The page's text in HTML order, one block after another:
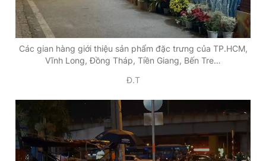
Các gian hàng giới thiệu sản phẩm đặc trưng của TP.HCM,
Vĩnh Long, Đồng Tháp, Tiền Giang, Bến Tre…
Đ.T